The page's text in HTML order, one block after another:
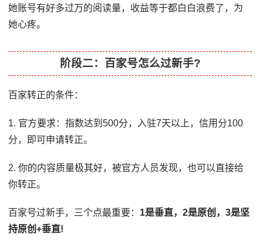
她账号有好多过万的阅读量，收益等于都白白浪费了，为
她心疼。
阶段二：百家号怎么过新手?
百家转正的条件：
1. 官方要求：指数达到500分，入驻7天以上，信用分100
分，即可申请转正。
2. 你的内容质量极其好，被官方人员发现，也可以直接给
你转正。
百家号过新手，三个点最重要： 1是垂直，2是原创，3是坚
持原创+垂直!